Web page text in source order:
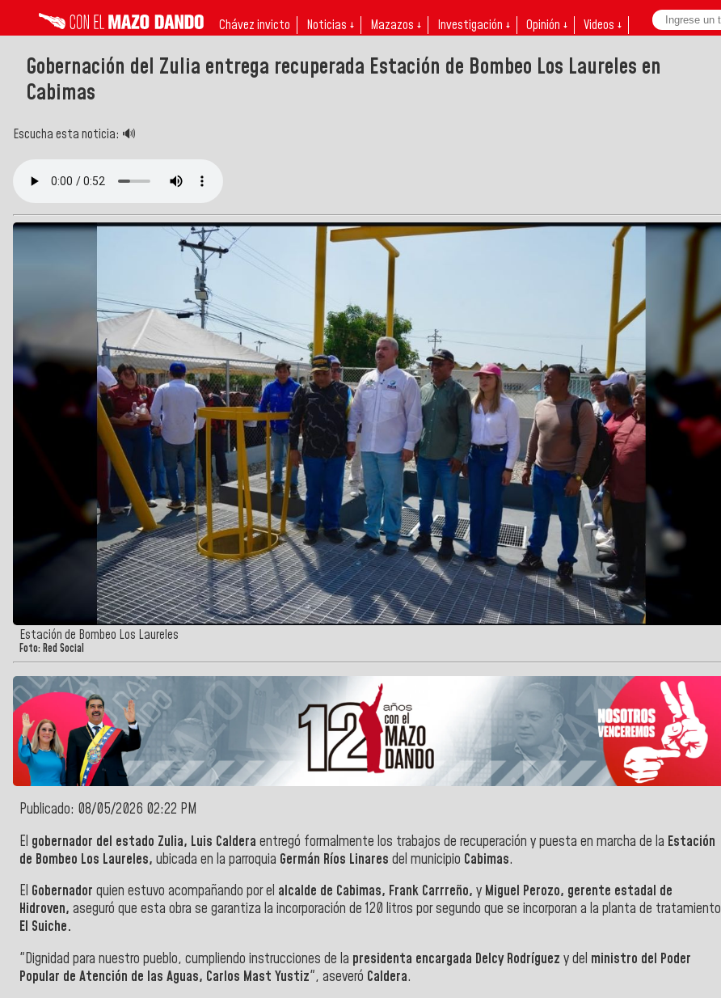
Chávez invicto Noticias ↓ Mazazos ↓ Investigación ↓ Opinión ↓ Videos ↓
Gobernación del Zulia entrega recuperada Estación de Bombeo Los Laureles en
Cabimas
Escucha esta noticia: 🔊
Estación de Bombeo Los Laureles
Foto: Red Social
Publicado: 08/05/2026 02:22 PM
El gobernador del estado Zulia, Luis Caldera entregó formalmente los trabajos de recuperación y puesta en marcha de la Estación
de Bombeo Los Laureles, ubicada en la parroquia Germán Ríos Linares del municipio Cabimas.
El Gobernador quien estuvo acompañando por el alcalde de Cabimas, Frank Carrreño, y Miguel Perozo, gerente estadal de
Hidroven, aseguró que esta obra se garantiza la incorporación de 120 litros por segundo que se incorporan a la planta de tratamiento
El Suiche.
"Dignidad para nuestro pueblo, cumpliendo instrucciones de la presidenta encargada Delcy Rodríguez y del ministro del Poder
Popular de Atención de las Aguas, Carlos Mast Yustiz", aseveró Caldera.